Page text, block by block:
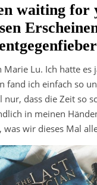
waiting for
Marie Lu. Ich hatte es
fand ich einfach so
nur, dass die Zeit so
in meinen
was wir dieses Mal